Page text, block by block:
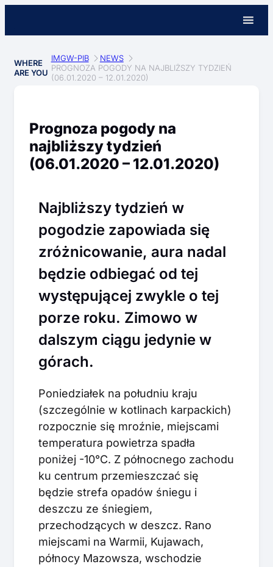
WHERE
ARE YOU
IMGW-PIB
NEWS
PROGNOZA POGODY NA NAJBLIŻSZY TYDZIEŃ
(06.01.2020 – 12.01.2020)
Prognoza pogody na
najbliższy tydzień
(06.01.2020 – 12.01.2020)
Najbliższy tydzień w
pogodzie zapowiada się
zróżnicowanie, aura nadal
będzie odbiegać od tej
występującej zwykle o tej
porze roku. Zimowo w
dalszym ciągu jedynie w
górach.
Poniedziałek na południu kraju
(szczególnie w kotlinach karpackich)
rozpocznie się mroźnie, miejscami
temperatura powietrza spadła
poniżej -10°C. Z północnego zachodu
ku centrum przemieszczać się
będzie strefa opadów śniegu i
deszczu ze śniegiem,
przechodzących w deszcz. Rano
miejscami na Warmii, Kujawach,
północy Mazowsza, wschodzie